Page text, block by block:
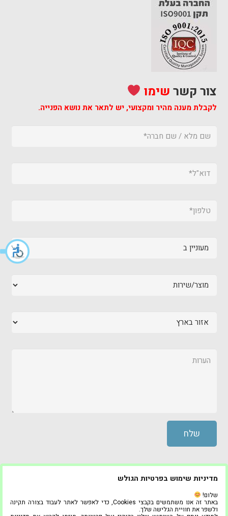
צור קשר שימו
לקבלת מענה מהיר ומקצועי,יש לתאר את נושא הפנייה.
© כל הזכויות שמורות ל “היחידה לאחזקה” 2020
מדיניות שימוש בפרטיות הגולש
שלום!
באתר זה אנו משתמשים בקבצי Cookies, כדי לאפשר לאתר לעבוד בצורה תקינה
ולשפר את חוויית הגלישה שלך.